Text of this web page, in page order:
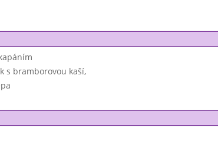
s bramborovou kaší,